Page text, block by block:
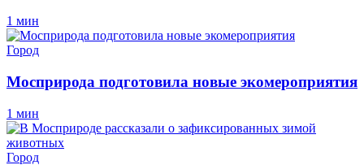
1 мин
Город
Мосприрода подготовила новые экомероприятия
1 мин
Город